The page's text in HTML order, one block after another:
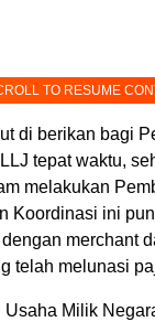
TO RESUME
di berikan bagi
tepat waktu,
melakukan
Koordinasi ini
merchant
telah melunasi
Milik